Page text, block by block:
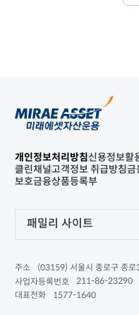
개인정보처리방침신용정보활
클린채널고객정보 취급방침금
보호금융상품등록부
패밀리 사이트
주소
(03159) 서울시 종로구 종
사업자등록번호
211-86-23290
대표전화
1577-1640